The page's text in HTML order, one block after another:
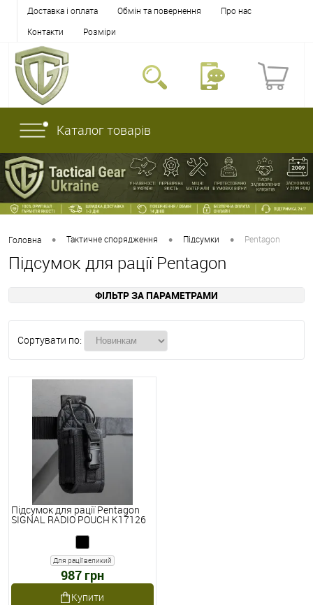
Доставка і оплата Обмін та повернення
Про нас
Контакти
Розміри
Каталог товарів
Головна • Тактичне спорядження • Підсумки • Pentagon
Підсумок для рації Pentagon
ФІЛЬТР ЗА ПАРАМЕТРАМИ
Сортувати по:
Підсумок для рації Pentagon
SIGNAL RADIO POUCH K17126
Для рації великий
987 грн
Купити